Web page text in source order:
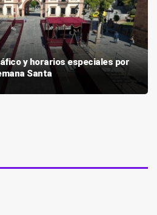
y horarios especiales por
Santa